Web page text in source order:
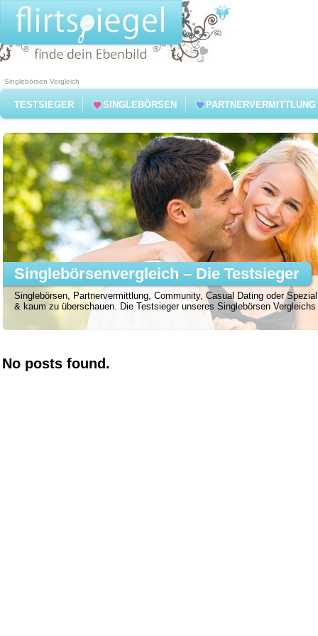
Singlebörsen Vergleich
TESTSIEGER SINGLEBÖRSEN PARTNERVERMITTLUNG
Singlebörsen, Partnervermittlung, Community, Casual Dating oder
& kaum zu überschauen. Die Testsieger unseres Singlebörsen
Singlebörsenvergleich – Die Testsieger
No posts found.